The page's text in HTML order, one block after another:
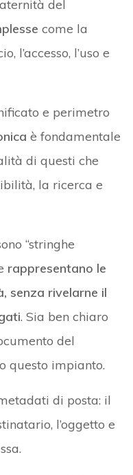
del
come la
l’accesso, l’uso e
e perimetro
è fondamentale
di questi che
la ricerca e
“stringhe
rappresentano le
senza rivelarne il
. Sia ben chiaro
del
questo impianto.
di posta: il
l’oggetto e